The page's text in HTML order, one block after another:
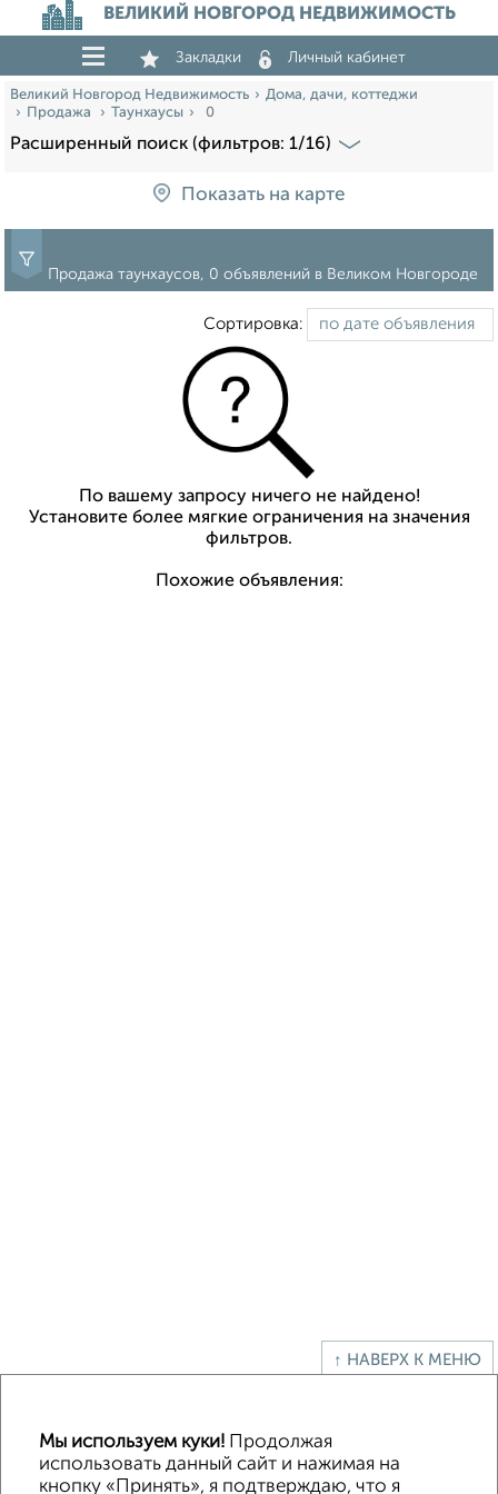
ВЕЛИКИЙ НОВГОРОД НЕДВИЖИМОСТЬ
Закладки Личный кабинет
Великий Новгород Недвижимость
Дома, дачи, коттеджи
Продажа
Таунхаусы 0
Расширенный поиск (фильтров: 1/16)
Показать на карте
Продажа таунхаусов, 0 объявлений в Великом Новгороде
Сортировка:
По вашему запросу ничего не найдено!
Установите более мягкие ограничения на значения
фильтров.
Похожие объявления:
↑ НАВЕРХ К МЕНЮ
Деревянный
Готовый дом Под ключ
Мы используем куки! Продолжая
использовать данный сайт и нажимая на
кнопку «Принять», я подтверждаю, что я